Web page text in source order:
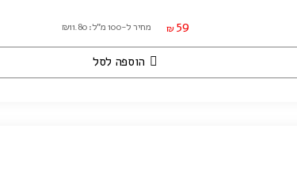
₪ 59 מחיר ל-100 מ"ל: ₪11.80
הוספה לסל